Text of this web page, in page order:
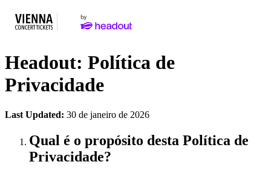
Headout: Política de
Privacidade
Last Updated: 30 de janeiro de 2026
Qual é o propósito desta Política de
Privacidade?